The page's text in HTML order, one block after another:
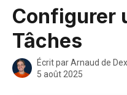
Configurer
Tâches
Écrit parArnaud de
5 août 2025